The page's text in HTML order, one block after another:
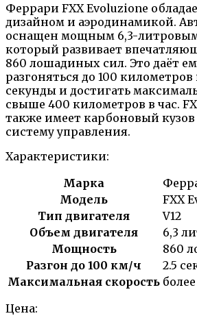
Феррари FXX Evoluzione
дизайном и аэродинамикой.
оснащен мощным 6,3-литровым
который развивает
860 лошадиных сил. Это даёт
разгоняться до 100 километров
секунды и достигать
свыше 400 километров в час.
также имеет карбоновый
систему управления.
Характеристики:
Марка
Модель
FXX
Тип двигателя
V12
Объем двигателя
6,3
Мощность
860
Разгон до 100 км/ч
2.5
Максимальная скорость
Цена: